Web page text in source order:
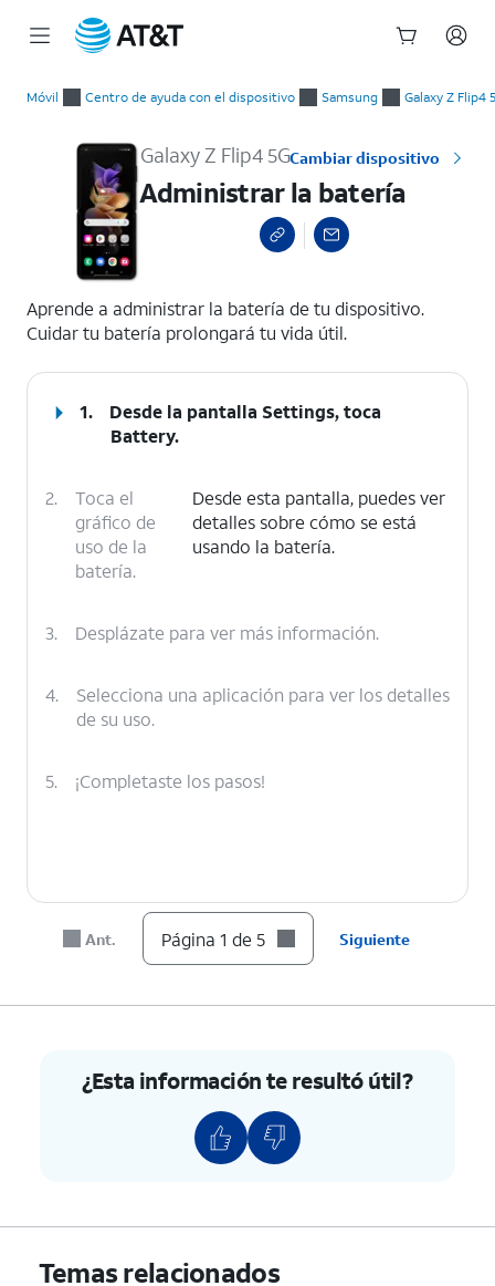
Móvil Centro de ayuda con el dispositivo Samsung Galaxy Z Flip4
Galaxy Z Flip4 5GCambiar dispositivo
Administrar la batería
Aprende a administrar la batería de tu dispositivo.
Cuidar tu batería prolongará tu vida útil.
1.
Desde la pantalla Settings, toca
Battery.
2.
Toca el
gráfico de
uso de la
batería.
Desde esta pantalla, puedes ver
detalles sobre cómo se está
usando la batería.
3. Desplázate para ver más información.
4.
Selecciona una aplicación para ver los detalles
de su uso.
5. ¡Completaste los pasos!
Ant. Página 1 de 5 Siguiente
¿Esta información te resultó útil?
Temas relacionados